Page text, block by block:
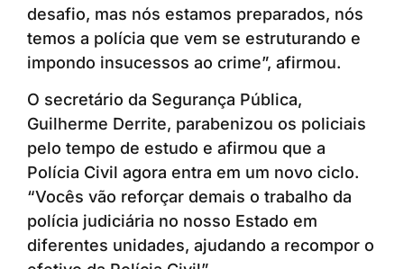
desafio, mas nós estamos preparados, nós
temos a polícia que vem se estruturando e
impondo insucessos ao crime”, afirmou.
O secretário da Segurança Pública,
Guilherme Derrite, parabenizou os policiais
pelo tempo de estudo e afirmou que a
Polícia Civil agora entra em um novo ciclo.
“Vocês vão reforçar demais o trabalho da
polícia judiciária no nosso Estado em
diferentes unidades, ajudando a recompor o